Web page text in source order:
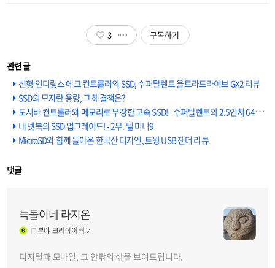
3 구독하기
신형 인디링스 에코 컨트롤러의 SSD, 수퍼탈렌트 울트라드라이브 GX2 리뷰
SSD의 모자란 용량, 그 해결책은?
도시바 컨트롤러와 메모리로 무장한 고속 SSD! - 수퍼탈렌트의 2.5인치 64GB 모델 FTM64DX25T 리뷰 1부
내 넷북의 SSD 업그레이드! - 2부. 델 미니9
MicroSD와 함께 돌아온 한국산 디자인, 트윙 USB 젠더 리뷰
댓글
늑돌이네 라지온
IT분야 크리에이터
디지털과 모바일, 그 안팎의 삶을 보여드립니다.